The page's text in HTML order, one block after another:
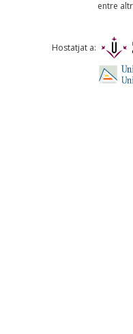
Comentari *
entre
Hostatjat a: